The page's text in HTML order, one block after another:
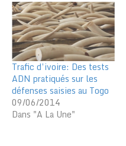
Trafic d’ivoire: Des tests
ADN pratiqués sur les
défenses saisies au Togo
09/06/2014
Dans "A La Une"